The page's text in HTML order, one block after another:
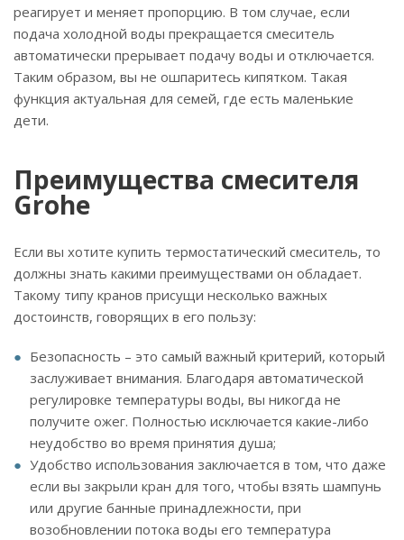
реагирует и меняет пропорцию. В том случае, если
подача холодной воды прекращается смеситель
автоматически прерывает подачу воды и отключается.
Таким образом, вы не ошпаритесь кипятком. Такая
функция актуальная для семей, где есть маленькие
дети.
Преимущества смесителя
Grohe
Если вы хотите купить термостатический смеситель, то
должны знать какими преимуществами он обладает.
Такому типу кранов присущи несколько важных
достоинств, говорящих в его пользу:
Безопасность – это самый важный критерий, который
заслуживает внимания. Благодаря автоматической
регулировке температуры воды, вы никогда не
получите ожег. Полностью исключается какие-либо
неудобство во время принятия душа;
Удобство использования заключается в том, что даже
если вы закрыли кран для того, чтобы взять шампунь
или другие банные принадлежности, при
возобновлении потока воды его температура